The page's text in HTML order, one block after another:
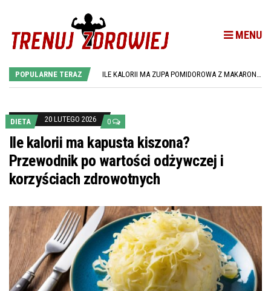
MENU
POPULARNE TERAZ
DIETA 20 LUTEGO 2026 0
Ile kalorii ma kapusta kiszona?
Przewodnik po wartości odżywczej i
korzyściach zdrowotnych